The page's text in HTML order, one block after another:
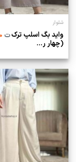
شلوار
واید بگ اسلپ ترک
(چهار ر...
ت1,850,000